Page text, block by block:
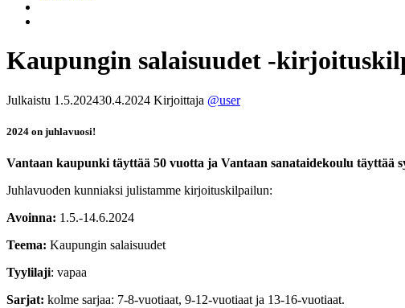
Kaupungin salaisuudet -
Julkaistu 1.5.202430.4.2024 Kirjoittaja @user
2024 on juhlavuosi!
Vantaan kaupunki täyttää 50 vuotta ja Vantaan sanataidekoulu täyttää
Juhlavuoden kunniaksi julistamme kirjoituskilpailun:
Avoinna: 1.5.-14.6.2024
Teema: Kaupungin salaisuudet
Tyylilaji: vapaa
Sarjat: kolme sarjaa: 7-8-vuotiaat, 9-12-vuotiaat ja 13-16-vuotiaat.